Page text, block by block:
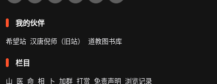
我的伙伴
希望站 汉唐倪师（旧站） 道教图书库
栏目
山 医 命 相 卜 加群 打赏 免责声明 浏览记录